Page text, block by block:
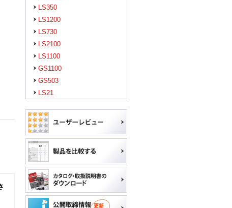
LS350
LS1200
LS730
LS2100
LS1100
GS1100
GS503
LS21